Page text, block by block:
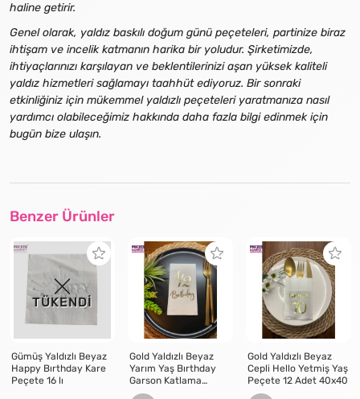
haline getirir.
Genel olarak, yaldız baskılı doğum günü peçeteleri, partinize biraz
ihtişam ve incelik katmanın harika bir yoludur. Şirketimizde,
ihtiyaçlarınızı karşılayan ve beklentilerinizi aşan yüksek kaliteli
yaldız hizmetleri sağlamayı taahhüt ediyoruz. Bir sonraki
etkinliğiniz için mükemmel yaldızlı peçeteleri yaratmanıza nasıl
yardımcı olabileceğimiz hakkında daha fazla bilgi edinmek için
bugün bize ulaşın.
Benzer Ürünler
TÜKENDİ
Gümüş Yaldızlı Beyaz
Happy Bırthday Kare
Peçete 16 lı
Gold Yaldızlı Beyaz
Yarım Yaş Bırthday
Garson Katlama
Peçete 16 lı
Gold Yaldızlı Beyaz
Cepli Hello Yetmiş Yaş
Peçete 12 Adet 40x40